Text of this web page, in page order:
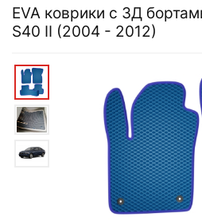
EVA коврики c 3Д
S40 II (2004 - 2012)